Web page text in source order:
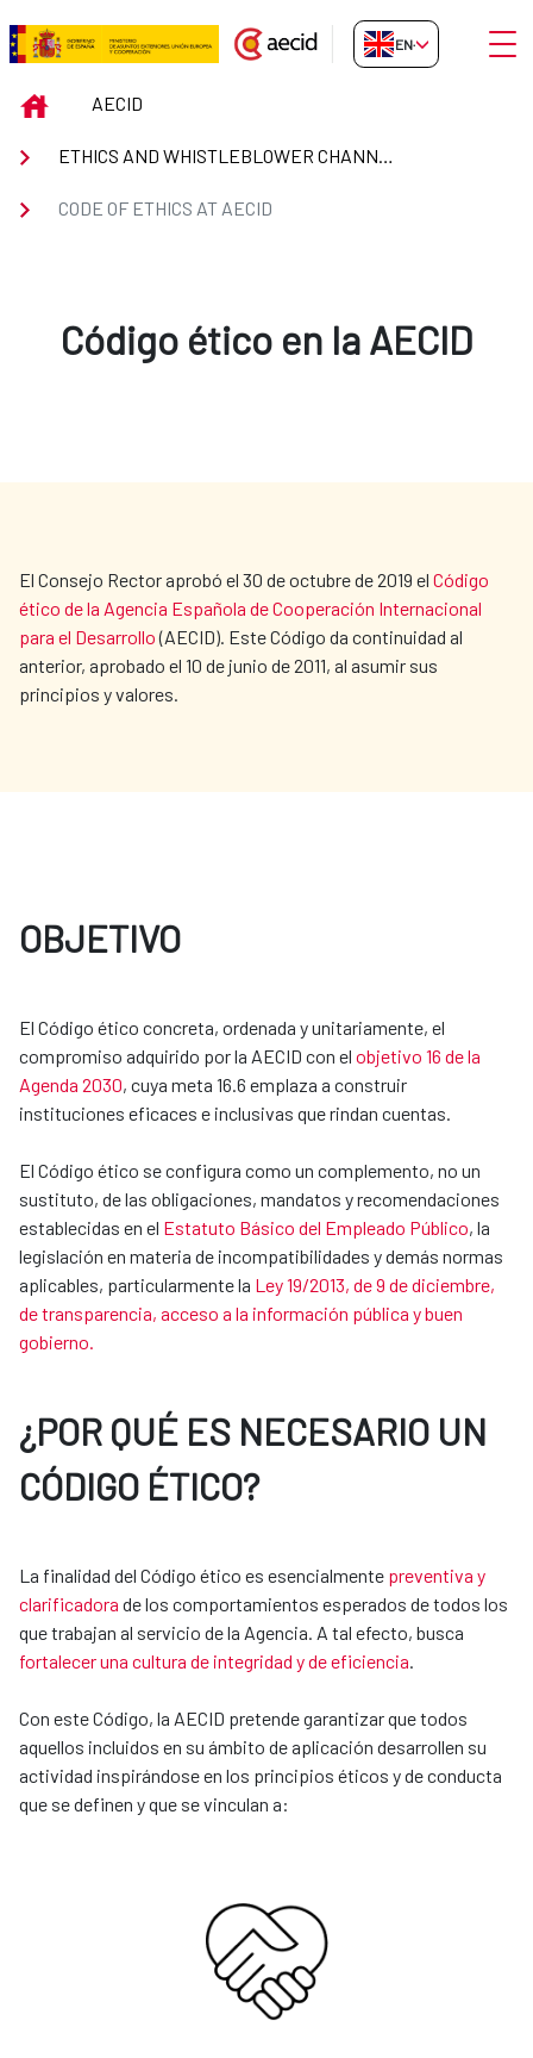
Skip to Main Content
Code of Ethics at Aecid
EN-GB
INICIOAECID
ETHICS AND WHISTLEBLOWER CHANNEL
CODE OF ETHICS AT AECID
Código ético en la AECID
El Consejo Rector aprobó el 30 de octubre de 2019 el Código
ético de la Agencia Española de Cooperación Internacional
para el Desarrollo(AECID). Este Código da continuidad al
anterior, aprobado el 10 de junio de 2011, al asumir sus
principios y valores.
OBJETIVO
El Código ético concreta, ordenada y unitariamente, el
compromiso adquirido por la AECID con el objetivo 16 de la
Agenda 2030, cuya meta 16.6 emplaza a construir
instituciones eficaces e inclusivas que rindan cuentas.
El Código ético se configura como un complemento, no un
sustituto, de las obligaciones, mandatos y recomendaciones
establecidas en el Estatuto Básico del Empleado Público, la
legislación en materia de incompatibilidades y demás normas
aplicables, particularmente la Ley 19/2013, de 9 de diciembre,
de transparencia, acceso a la información pública y buen
gobierno.
¿POR QUÉ ES NECESARIO UN
CÓDIGO ÉTICO?
La finalidad del Código ético es esencialmente preventiva y
clarificadora de los comportamientos esperados de todos los
que trabajan al servicio de la Agencia. A tal efecto, busca
fortalecer una cultura de integridad y de eficiencia.
Con este Código, la AECID pretende garantizar que todos
aquellos incluidos en su ámbito de aplicación desarrollen su
actividad inspirándose en los principios éticos y de conducta
que se definen y que se vinculan a: